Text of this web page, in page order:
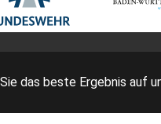
das beste Ergebnis auf